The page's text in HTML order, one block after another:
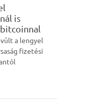
is
a lengyel
fizetési